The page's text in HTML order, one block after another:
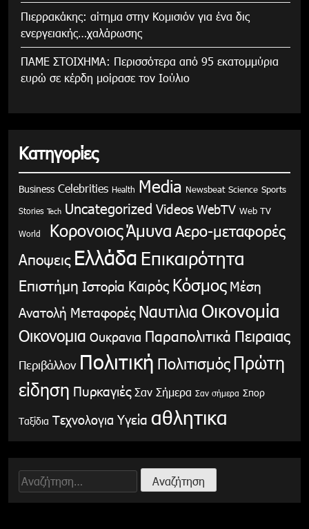
Πιερρακάκης: αίτημα στην Κομισιόν για ένα δις
ενεργειακής…χαλάρωσης
ΠΑΜΕ ΣΤΟΙΧΗΜΑ: Περισσότερα από 95 εκατομμύρια
ευρώ σε κέρδη μοίρασε τον Ιούλιο
Κατηγορίες
Business Celebrities Health Media Newsbeat Science Sports
Stories Tech Uncategorized Videos WebTV Web TV
World ΚορονοιοςΆμυνα Αερο-μεταφορές
Αποψεις Ελλάδα Επικαιρότητα
Επιστήμη Ιστορία Καιρός Κόσμος Μέση
Ανατολή Μεταφορές Ναυτιλια Οικονομία
Οικονομια Ουκρανια Παραπολιτικά Πειραιας
Περιβάλλον Πολιτική Πολιτισμός Πρώτη
είδηση Πυρκαγιές Σαν Σήμερα Σαν σήμερα Σπορ
Ταξίδια Τεχνολογια Υγεία αθλητικα
Αναζήτηση
για: